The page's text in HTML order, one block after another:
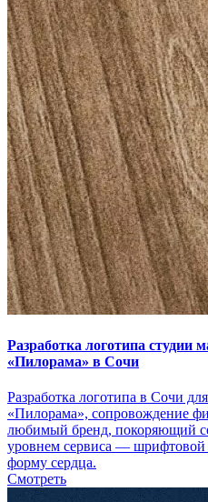
Разработка логотипа студии
«Пилорама» в Сочи
Разработка логотипа в Сочи
«Пилорама», сопровождение
любимый бренд, покоряющий
уровнем сервиса — шрифтовой
форму сердца.
Смотреть